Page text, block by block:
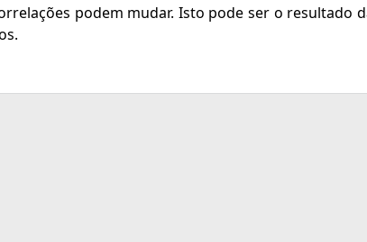
podem mudar. Isto pode ser o resultado